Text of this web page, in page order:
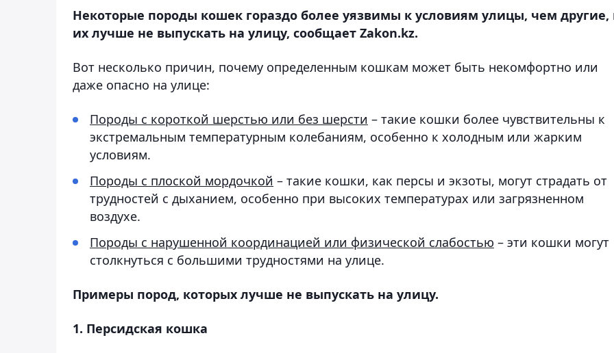
Некоторые породы кошек гораздо более уязвимы к условиям улицы, чем другие,
их лучше не выпускать на улицу, сообщает Zakon.kz.
Вот несколько причин, почему определенным кошкам может быть некомфортно или
даже опасно на улице:
Породы с короткой шерстью или без шерсти – такие кошки более чувствительны к
экстремальным температурным колебаниям, особенно к холодным или жарким
условиям.
Породы с плоской мордочкой – такие кошки, как персы и экзоты, могут страдать от
трудностей с дыханием, особенно при высоких температурах или загрязненном
воздухе.
Породы с нарушенной координацией или физической слабостью – эти кошки могут
столкнуться с большими трудностями на улице.
Примеры пород, которых лучше не выпускать на улицу.
1. Персидская кошка